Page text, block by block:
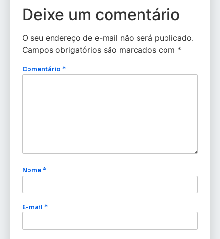
Deixe um comentário
O seu endereço de e-mail não será publicado.
Campos obrigatórios são marcados com *
Comentário *
Nome *
E-mail *